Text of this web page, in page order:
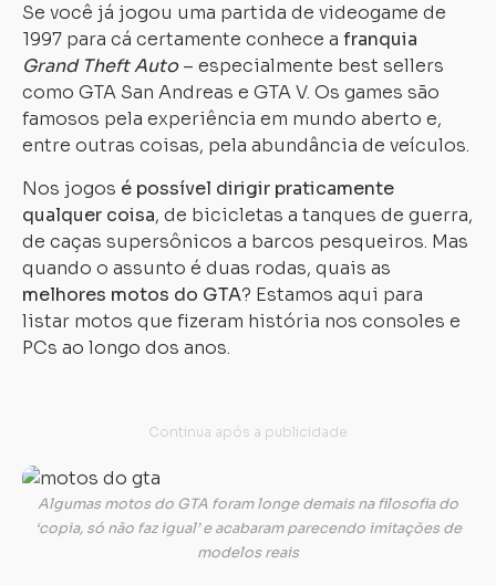
Se você já jogou uma partida de videogame de
1997 para cá certamente conhece a franquia
Grand Theft Auto– especialmente best sellers
como GTA San Andreas e GTA V. Os games são
famosos pela experiência em mundo aberto e,
entre outras coisas, pela abundância de veículos.
Nos jogos é possível dirigir praticamente
qualquer coisa, de bicicletas a tanques de guerra,
de caças supersônicos a barcos pesqueiros. Mas
quando o assunto é duas rodas, quais as
melhores motos do GTA? Estamos aqui para
listar motos que fizeram história nos consoles e
PCs ao longo dos anos.
Algumas motos do GTA foram longe demais na filosofia do
‘copia, só não faz igual’ e acabaram parecendo imitações de
modelos reais